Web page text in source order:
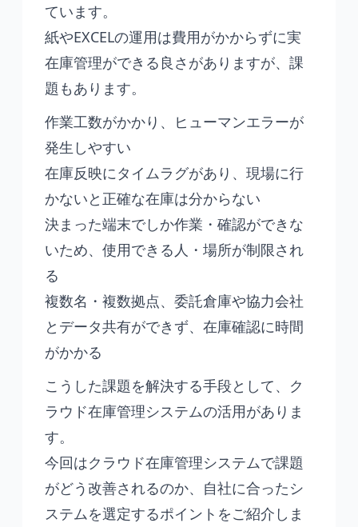
ています。
紙やEXCELの運用は費用がかからずに実
在庫管理ができる良さがありますが、課
題もあります。
作業工数がかかり、ヒューマンエラーが
発生しやすい
在庫反映にタイムラグがあり、現場に行
かないと正確な在庫は分からない
決まった端末でしか作業・確認ができな
いため、使用できる人・場所が制限され
る
複数名・複数拠点、委託倉庫や協力会社
とデータ共有ができず、在庫確認に時間
がかかる
こうした課題を解決する手段として、ク
ラウド在庫管理システムの活用がありま
す。
今回はクラウド在庫管理システムで課題
がどう改善されるのか、自社に合ったシ
ステムを選定するポイントをご紹介しま